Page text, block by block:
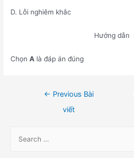
D. Lỗi nghiêm khắc
Hướng dẫn
ChọnA là đáp án đúng
← Previous Bài
viết